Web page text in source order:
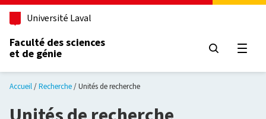
Aller au contenu principal
Université Laval
Faculté des sciences
et de génie
Accueil Recherche Unités de recherche